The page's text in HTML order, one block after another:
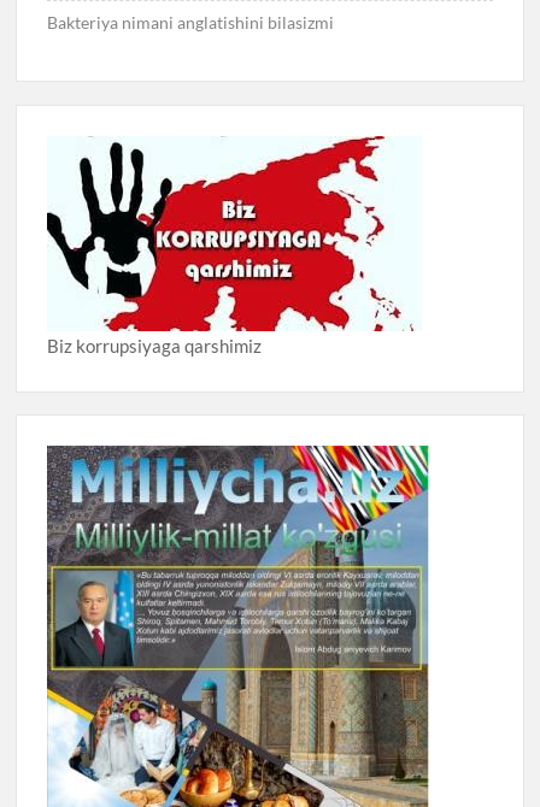
Bakteriya nimani anglatishini bilasizmi
Biz korrupsiyaga qarshimiz